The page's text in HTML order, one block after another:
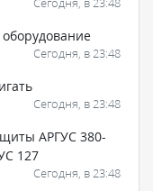
Сегодня, в 23:48
Сегодня, в 23:48
АРГУС 380-
127
Сегодня, в 23:48